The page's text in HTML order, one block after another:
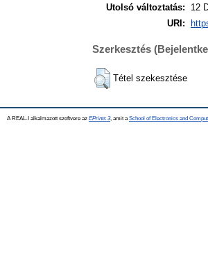
Utolsó változtatás:
12
URI:
Szerkesztés
Tétel szekesztése
A REAL-I alkalmazott szoftvere az EPrints 3, amit a School of Electronics and